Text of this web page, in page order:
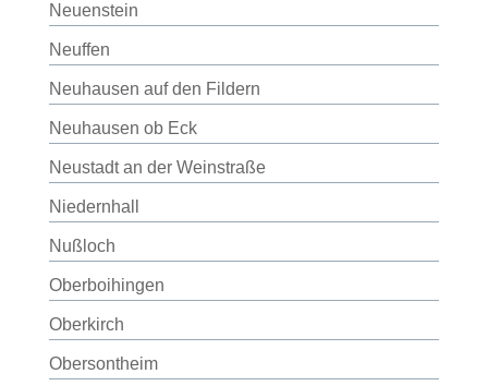
Neuenstein
Neuffen
Neuhausen auf den Fildern
Neuhausen ob Eck
Neustadt an der Weinstraße
Niedernhall
Nußloch
Oberboihingen
Oberkirch
Obersontheim